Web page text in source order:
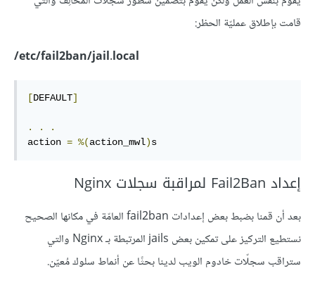
قامت بإطلاق عمليّة الحظر:
etc/fail2ban/jail.local/
[DEFAULT]
. .
.
action = %(action_mwl)s
إعداد Fail2Ban لمراقبة سجلات Nginx
بعد أن قمنا بضبط بعض إعدادات fail2ban العامّة في مكانها الصحيح
نستطيع التركيز على تمكين بعض jails المرتبطة بـ Nginx والتي
ستراقب سجلّات خادوم الويب لدينا بحثًا عن أنماط سلوك مُعيّن.